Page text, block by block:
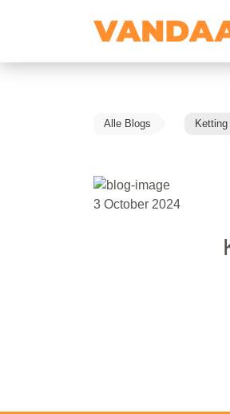
Alle Blogs
3 October 2024